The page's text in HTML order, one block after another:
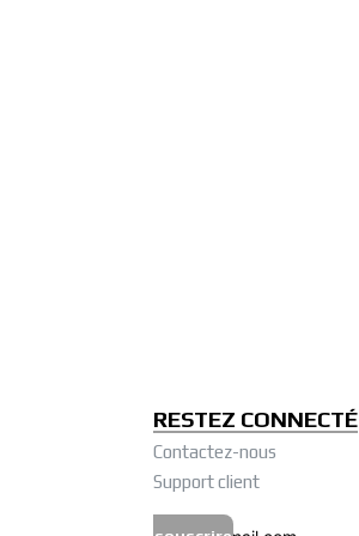
RESTEZ CONNECTÉ
Contactez-nous
Support client